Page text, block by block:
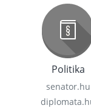
Politika
senator.hu